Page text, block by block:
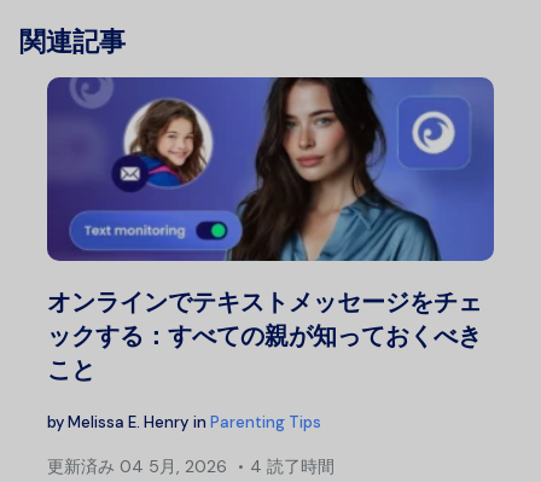
関連記事
オンラインでテキストメッセージをチェ
ックする：すべての親が知っておくべき
こと
byMelissa E. Henry in Parenting Tips
更新済み 04 5月, 2026 4 読了時間